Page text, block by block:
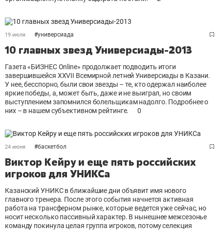
19 июля #универсиада
10 главных звезд Универсиады-2013
Газета «БИЗНЕС Online» продолжает подводить итоги
завершившейся XXVII Всемирной летней Универсиады в Казани.
У нее, бесспорно, были свои звезды – те, кто одержал наиболее
яркие победы, а, может быть, даже и не выиграл, но своим
выступлением запомнился болельщикам надолго. Подробнее о
них – в нашем субъективном рейтинге.
0
24 июня #баскетбол
Виктор Кейру и еще пять российских
игроков для УНИКСа
Казанский УНИКС в ближайшие дни объявит имя нового
главного тренера. После этого события начнется активная
работа на трансферном рынке, которые ведется уже сейчас, но
носит несколько пассивный характер. В нынешнее межсезонье
команду покинула целая группа игроков, потому селекция